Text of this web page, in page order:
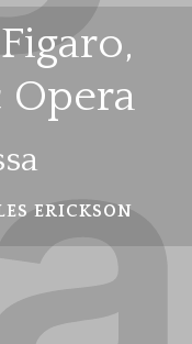
Opera
ERICKSON